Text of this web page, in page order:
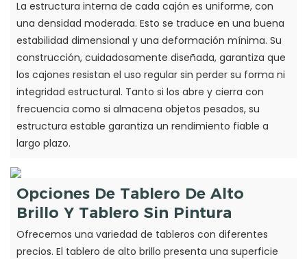
La estructura interna de cada cajón es uniforme, con
una densidad moderada. Esto se traduce en una buena
estabilidad dimensional y una deformación mínima. Su
construcción, cuidadosamente diseñada, garantiza que
los cajones resistan el uso regular sin perder su forma ni
integridad estructural. Tanto si los abre y cierra con
frecuencia como si almacena objetos pesados, su
estructura estable garantiza un rendimiento fiable a
largo plazo.
Opciones De Tablero De Alto
Brillo Y Tablero Sin Pintura
Ofrecemos una variedad de tableros con diferentes
precios. El tablero de alto brillo presenta una superficie